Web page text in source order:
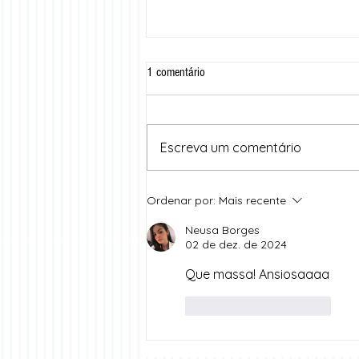
Cariri Summit 2025: dois dias de
inovação, troca de experiências e
inspiração no coração do Cariri
1 comentário
Escreva um comentário
Ordenar por: Mais recente
Neusa Borges
02 de dez. de 2024
Que massa! Ansiosaaaa